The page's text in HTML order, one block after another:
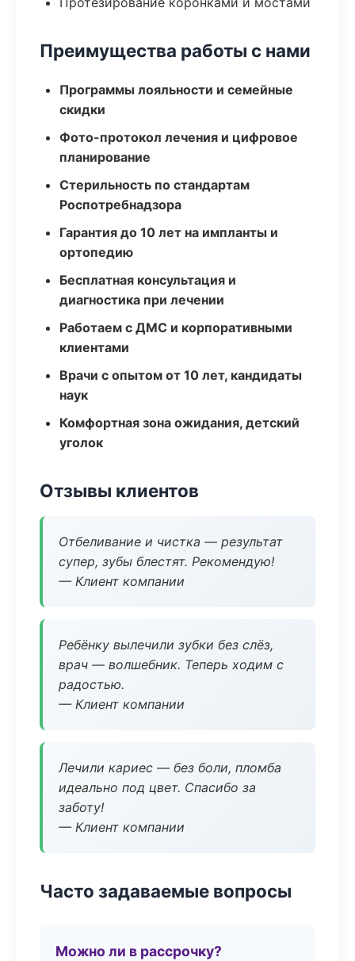
Преимущества работы с нами
Программы лояльности и семейные
скидки
Фото-протокол лечения и цифровое
планирование
Стерильность по стандартам
Роспотребнадзора
Гарантия до 10 лет на импланты и
ортопедию
Бесплатная консультация и
диагностика при лечении
Работаем с ДМС и корпоративными
клиентами
Врачи с опытом от 10 лет, кандидаты
наук
Комфортная зона ожидания, детский
уголок
Отзывы клиентов
Отбеливание и чистка — результат
супер, зубы блестят. Рекомендую!
— Клиент компании
Ребёнку вылечили зубки без слёз,
врач — волшебник. Теперь ходим с
радостью.
— Клиент компании
Лечили кариес — без боли, пломба
идеально под цвет. Спасибо за
заботу!
— Клиент компании
Часто задаваемые вопросы
Можно ли в рассрочку?